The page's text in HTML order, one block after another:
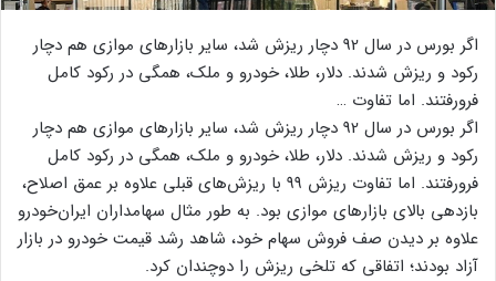
اگر بورس در سال 92 دچار ریزش شد، سایر بازارهای موازی هم دچار
رکود و ریزش شدند. دلار، طلا، خودرو و ملک، همگی در رکود کامل
فرورفتند. اما تفاوت …
اگر بورس در سال 92 دچار ریزش شد، سایر بازارهای موازی هم دچار
رکود و ریزش شدند. دلار، طلا، خودرو و ملک، همگی در رکود کامل
فرورفتند. اما تفاوت ریزش ۹۹ با ریزش‌های قبلی علاوه بر عمق اصلاح،
بازدهی بالای بازارهای موازی بود. به طور مثال سهامداران ایران‌خودرو
علاوه بر دیدن صف فروش سهام خود، شاهد رشد قیمت خودرو در بازار
آزاد بودند؛ اتفاقی که تلخی ریزش را دوچندان کرد.